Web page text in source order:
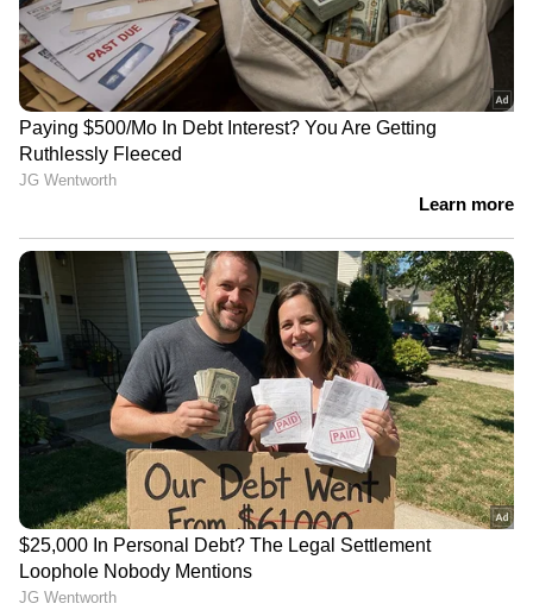
എന്നാൽ വാഴ 3യെ ഇരുകയ്യും നീട്ടി
സ്വീകരിച്ചവരും ധാരാളമാണ്. "ഇത്തവണ
പെൺകുട്ടികളുടെ കഥയാണ് എന്ന്
കേൾക്കുന്നു. അതിനേക്കാൾ നല്ല കാര്യം!
പെൺകുട്ടികൾ അനുഭവിക്കുന്ന ഒരുപാട്
പ്രശ്നങ്ങൾ ഉണ്ട്. ഉദാഹരണത്തിന് പഠിക്കുന്ന
പ്രായത്തിൽ നാട്ടിലെ ആണുങ്ങൾ പലരും
പുറകെ നടന്നു വെറുപ്പിക്കുന്നത്.. മറ്റു
ആയങ്കിയെ അറിയാം